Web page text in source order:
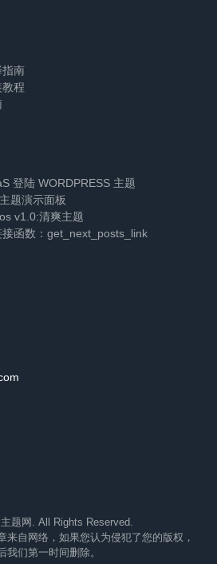
南
程
登陆 WORDPRESS 主题
题演示面板
v1.0:清爽主题
函数：get_next_posts_link
题网. All Rights Reserved.
来自网络，如果您认为侵犯了您的版权，
我们第一时间删除。